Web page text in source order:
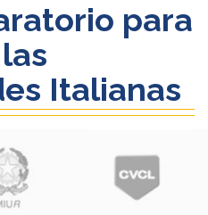
para
Italianas